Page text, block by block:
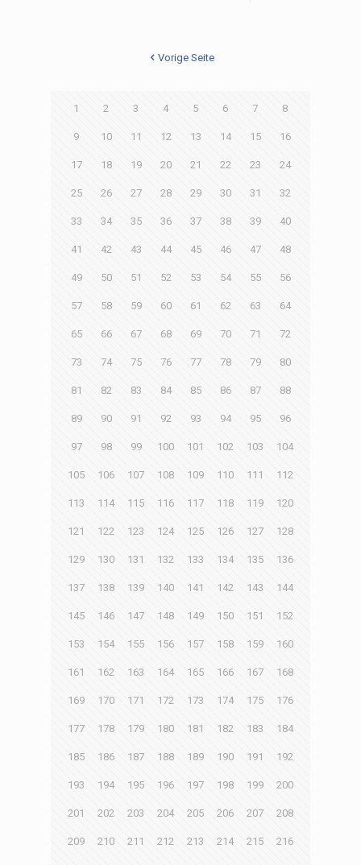
Vorige Seite
1 2 3 4 5 6 7 8
9 10 11 12 13 14 15 16
17 18 19 20 21 22 23 24
25 26 27 28 29 30 31 32
33 34 35 36 37 38 39 40
41 42 43 44 45 46 47 48
49 50 51 52 53 54 55 56
57 58 59 60 61 62 63 64
65 66 67 68 69 70 71 72
73 74 75 76 77 78 79 80
81 82 83 84 85 86 87 88
89 90 91 92 93 94 95 96
97 98 99 100 101 102 103 104
105 106 107 108 109 110 111 112
113 114 115 116 117 118 119 120
121 122 123 124 125 126 127 128
129 130 131 132 133 134 135 136
137 138 139 140 141 142 143 144
145 146 147 148 149 150 151 152
153 154 155 156 157 158 159 160
161 162 163 164 165 166 167 168
169 170 171 172 173 174 175 176
177 178 179 180 181 182 183 184
185 186 187 188 189 190 191 192
193 194 195 196 197 198 199 200
201 202 203 204 205 206 207 208
209 210 211 212 213 214 215 216